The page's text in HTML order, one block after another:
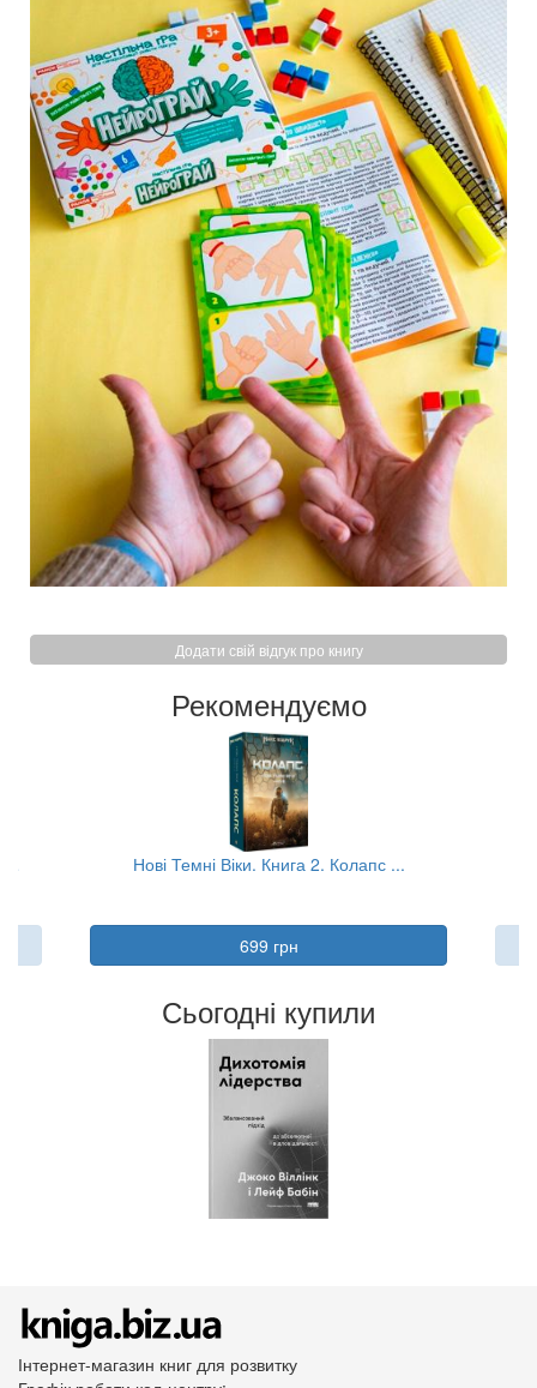
Додати свій відгук про книгу
Рекомендуємо
... Нові Темні Віки. Книга 2. Колапс ...
699 грн
Сьогодні купили
Інтернет-магазин книг для розвитку